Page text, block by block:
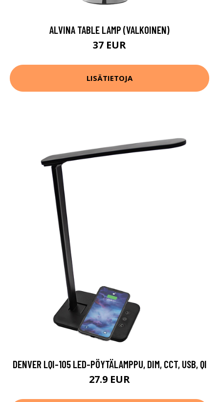
ALVINA TABLE LAMP (VALKOINEN)
37 EUR
LISÄTIETOJA
DENVER LQI-105 LED-PÖYTÄLAMPPU, DIM, CCT, USB, QI
27.9 EUR